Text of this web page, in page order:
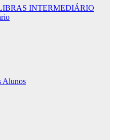
INTERMEDIÁRIO
Alunos